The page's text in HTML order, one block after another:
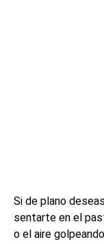
Si de plano
sentarte en el
o el aire